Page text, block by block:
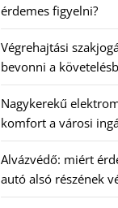
érdemes figyelni?
Végrehajtási
bevonni a
Nagykerekű
komfort a városi
Alvázvédő: miért
autó alsó részének